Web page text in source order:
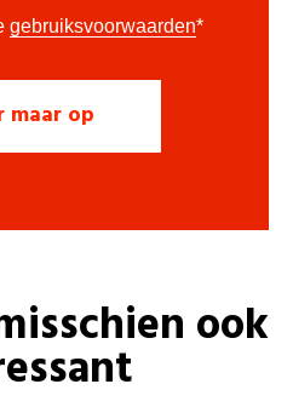
gebruiksvoorwaarden*
ook